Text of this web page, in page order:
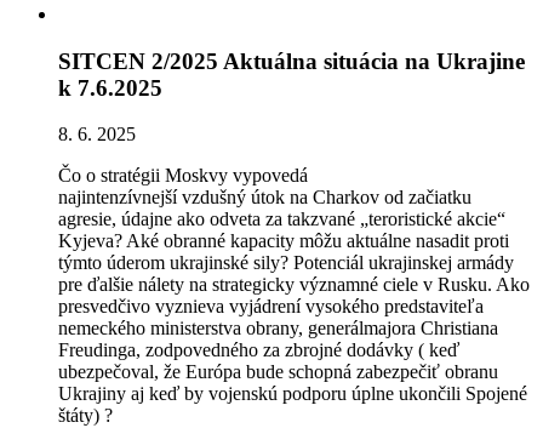
SITCEN 2/2025 Aktuálna situácia na Ukrajine
k 7.6.2025
8. 6. 2025
Čo o stratégii Moskvy vypovedá
najintenzívnejšívzdušný útok na Charkov od začiatku
agresie, údajne ako odveta za takzvané „teroristické akcie“
Kyjeva? Aké obranné kapacity môžu aktuálne nasadit proti
týmto úderom ukrajinské sily? Potenciál ukrajinskej armády
pre ďalšie nálety na strategicky významné ciele v Rusku. Ako
presvedčivo vyznieva vyjádrenívysokého predstaviteľa
nemeckého ministerstva obrany, generálmajora Christiana
Freudinga, zodpovedného za zbrojné dodávky ( keď
ubezpečoval, že Európa bude schopná zabezpečiť obranu
Ukrajiny aj keď by vojenskú podporu úplne ukončili Spojené
štáty) ?